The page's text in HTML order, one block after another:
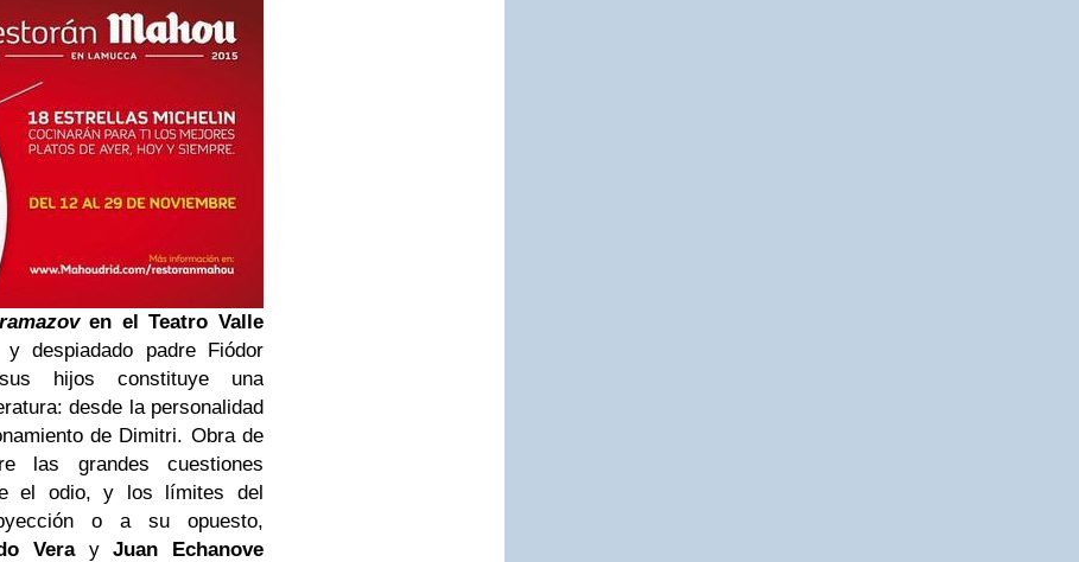
en el Teatro Valle
despiadado padre Fiódor
hijos constituye una
desde la personalidad
de Dimitri. Obra de
las grandes cuestiones
el odio, y los límites del
o a su opuesto,
VerayJuan Echanove